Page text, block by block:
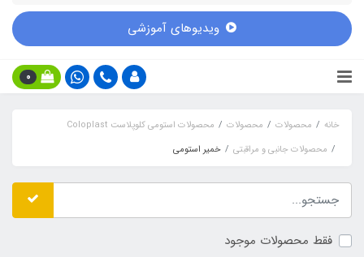
ویدیوهای آموزشی
0
خانه محصولات محصولات
محصولات استومی کلوپلاست Coloplast
محصولات جانبی و مراقبتی
خمیر استومی
فقط محصولات موجود